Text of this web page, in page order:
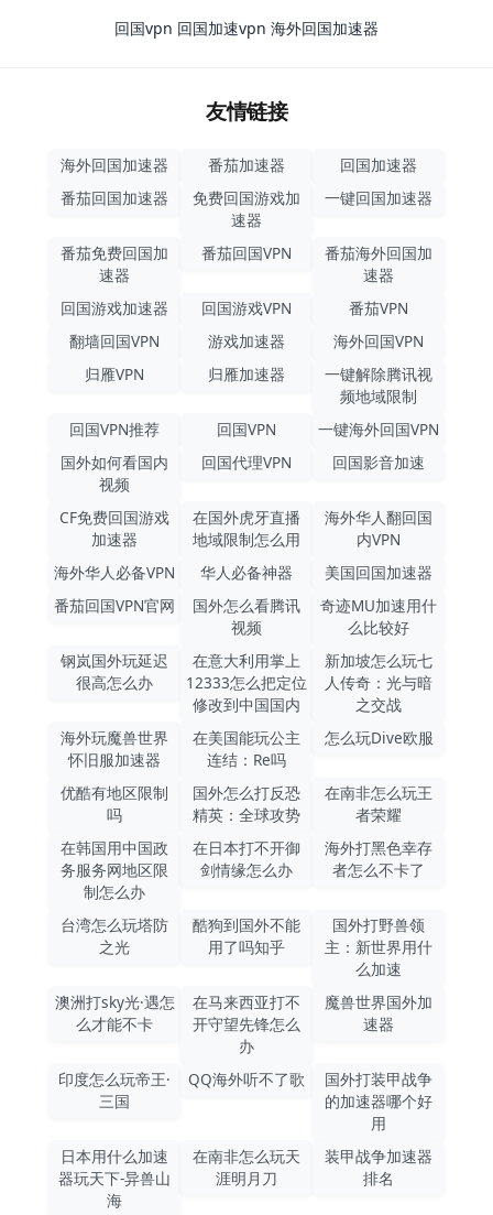
回国vpn 回国加速vpn 海外回国加速器
友情链接
海外回国加速器 番茄加速器
回国加速器
番茄回国加速器
免费回国游戏加
速器
一键回国加速器
番茄免费回国加
速器
番茄回国VPN
番茄海外回国加
速器
回国游戏加速器
回国游戏VPN
番茄VPN
翻墙回国VPN
游戏加速器
海外回国VPN
归雁VPN
归雁加速器
一键解除腾讯视
频地域限制
回国VPN推荐
回国VPN
一键海外回国VPN
国外如何看国内
视频
回国代理VPN 回国影音加速
CF免费回国游戏
加速器
在国外虎牙直播
地域限制怎么用
海外华人翻回国
内VPN
海外华人必备VPN
华人必备神器
美国回国加速器
番茄回国VPN官网
国外怎么看腾讯
视频
奇迹MU加速用什
么比较好
钢岚国外玩延迟
很高怎么办
在意大利用掌上
12333怎么把定位
修改到中国国内
新加坡怎么玩七
人传奇：光与暗
之交战
海外玩魔兽世界
怀旧服加速器
在美国能玩公主
连结：Re吗
怎么玩Dive欧服
优酷有地区限制
吗
国外怎么打反恐
精英：全球攻势
在南非怎么玩王
者荣耀
在韩国用中国政
务服务网地区限
制怎么办
在日本打不开御
剑情缘怎么办
海外打黑色幸存
者怎么不卡了
台湾怎么玩塔防
之光
酷狗到国外不能
用了吗知乎
国外打野兽领
主：新世界用什
么加速
澳洲打sky光·遇怎
么才能不卡
在马来西亚打不
开守望先锋怎么
办
魔兽世界国外加
速器
印度怎么玩帝王·
三国
QQ海外听不了歌
国外打装甲战争
的加速器哪个好
用
日本用什么加速
器玩天下-异兽山
海
在南非怎么玩天
涯明月刀
装甲战争加速器
排名